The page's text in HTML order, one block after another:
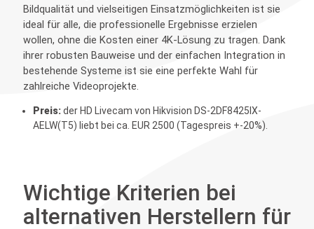
Bildqualität und vielseitigen Einsatzmöglichkeiten ist sie
ideal für alle, die professionelle Ergebnisse erzielen
wollen, ohne die Kosten einer 4K-Lösung zu tragen. Dank
ihrer robusten Bauweise und der einfachen Integration in
bestehende Systeme ist sie eine perfekte Wahl für
zahlreiche Videoprojekte.
Preis:der HD Livecam von Hikvision DS-2DF8425IX-
AELW(T5) liebt bei ca. EUR 2500 (Tagespreis +-20%).
Wichtige Kriterien bei
alternativen Herstellern für